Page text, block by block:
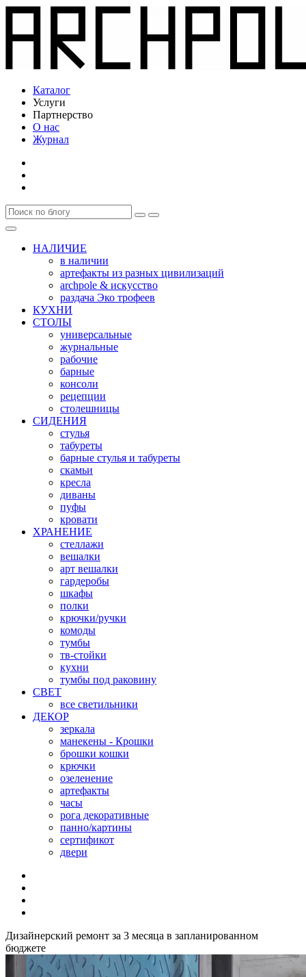
Каталог
Услуги
Партнерство
О нас
Журнал
НАЛИЧИЕ
в наличии
артефакты из разных цивилизаций
archpole & искусство
раздача Эко трофеев
КУХНИ
СТОЛЫ
универсальные
журнальные
рабочие
барные
консоли
рецепции
столешницы
СИДЕНИЯ
стулья
табуреты
барные стулья и табуреты
скамьи
кресла
диваны
пуфы
кровати
ХРАНЕНИЕ
стеллажи
вешалки
арт вешалки
гардеробы
шкафы
полки
крючки/ручки
комоды
тумбы
тв-стойки
кухни
тумбы под раковину
СВЕТ
все светильники
ДЕКОР
зеркала
манекены - Крошки
брошки кошки
крючки
озеленение
артефакты
часы
рога декоративные
панно/картины
сертификот
двери
Дизайнерский ремонт за 3 месяца в запланированном
бюджете